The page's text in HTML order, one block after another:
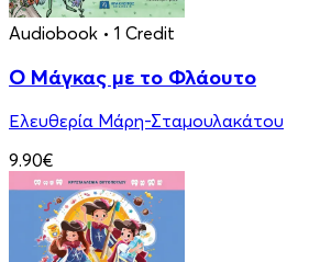
Audiobook • 1 Credit
Ο Μάγκας με το Φλάουτο
Ελευθερία Μάρη-Σταμουλακάτου
9.90€